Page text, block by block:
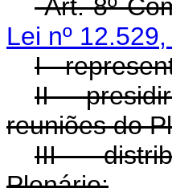
Art. 8º
Lei nº
I -
II -
reuniões do
III -